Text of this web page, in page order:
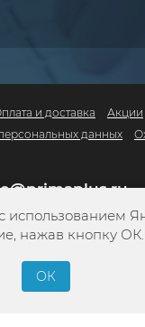
и доставка Акции
данных
302-10-42
34-13-05
обратный звонок
нажав кнопку ОК.
ОК